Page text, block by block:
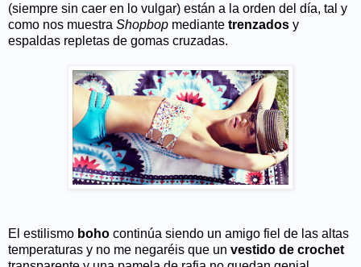
(siempre sin caer en lo vulgar) están a la orden del día, tal y
como nos muestra Shopbop mediante trenzados y
espaldas repletas de gomas cruzadas.
El estilismo boho continúa siendo un amigo fiel de las altas
temperaturas y no me negaréis que un vestido de crochet